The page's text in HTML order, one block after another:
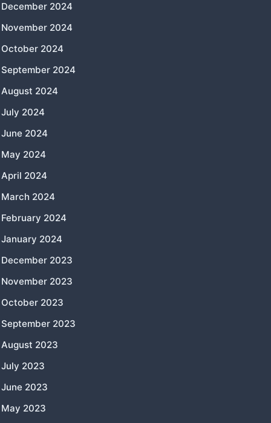
December 2024
November 2024
October 2024
September 2024
August 2024
July 2024
June 2024
May 2024
April 2024
March 2024
February 2024
January 2024
December 2023
November 2023
October 2023
September 2023
August 2023
July 2023
June 2023
May 2023